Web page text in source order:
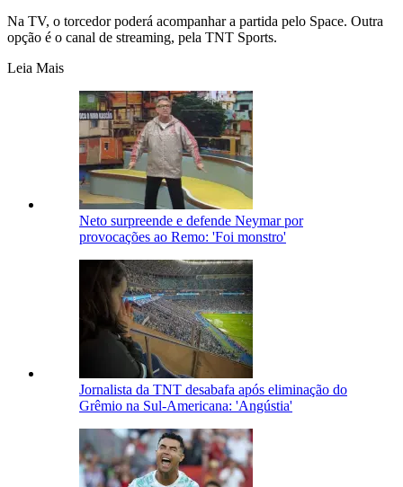
Na TV, o torcedor poderá acompanhar a partida pelo Space. Outra
opção é o canal de streaming, pela TNT Sports.
Leia Mais
Neto surpreende e defende Neymar por
provocações ao Remo: 'Foi monstro'
Jornalista da TNT desabafa após eliminação do
Grêmio na Sul-Americana: 'Angústia'